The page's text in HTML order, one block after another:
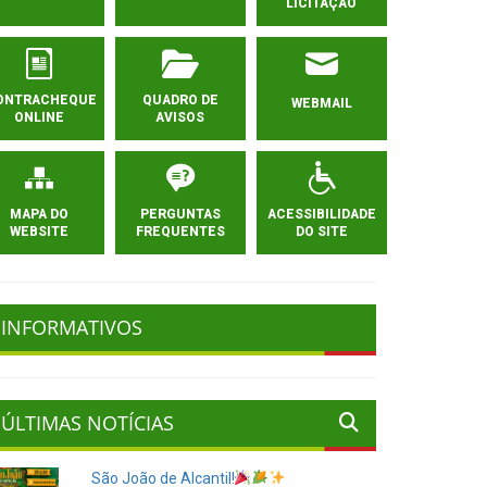
LICITAÇÃO
ONLINE
QUADRO DE
AVISOS
WEBMAIL
MAPA DO
WEBSITE
PERGUNTAS
FREQUENTES
ACESSIBILIDADE
DO SITE
INFORMATIVOS
ÚLTIMAS NOTÍCIAS
São João de Alcantil!